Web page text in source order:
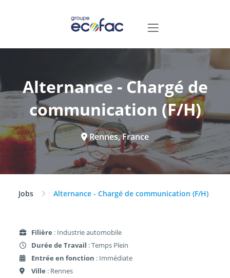
Alternance - Chargé de
communication (F/H)
Rennes, France
Jobs Alternance - Chargé de communication (F/H)
Filière : Industrie automobile
Durée de Travail : Temps Plein
Entrée en fonction : Immédiate
Ville : Rennes